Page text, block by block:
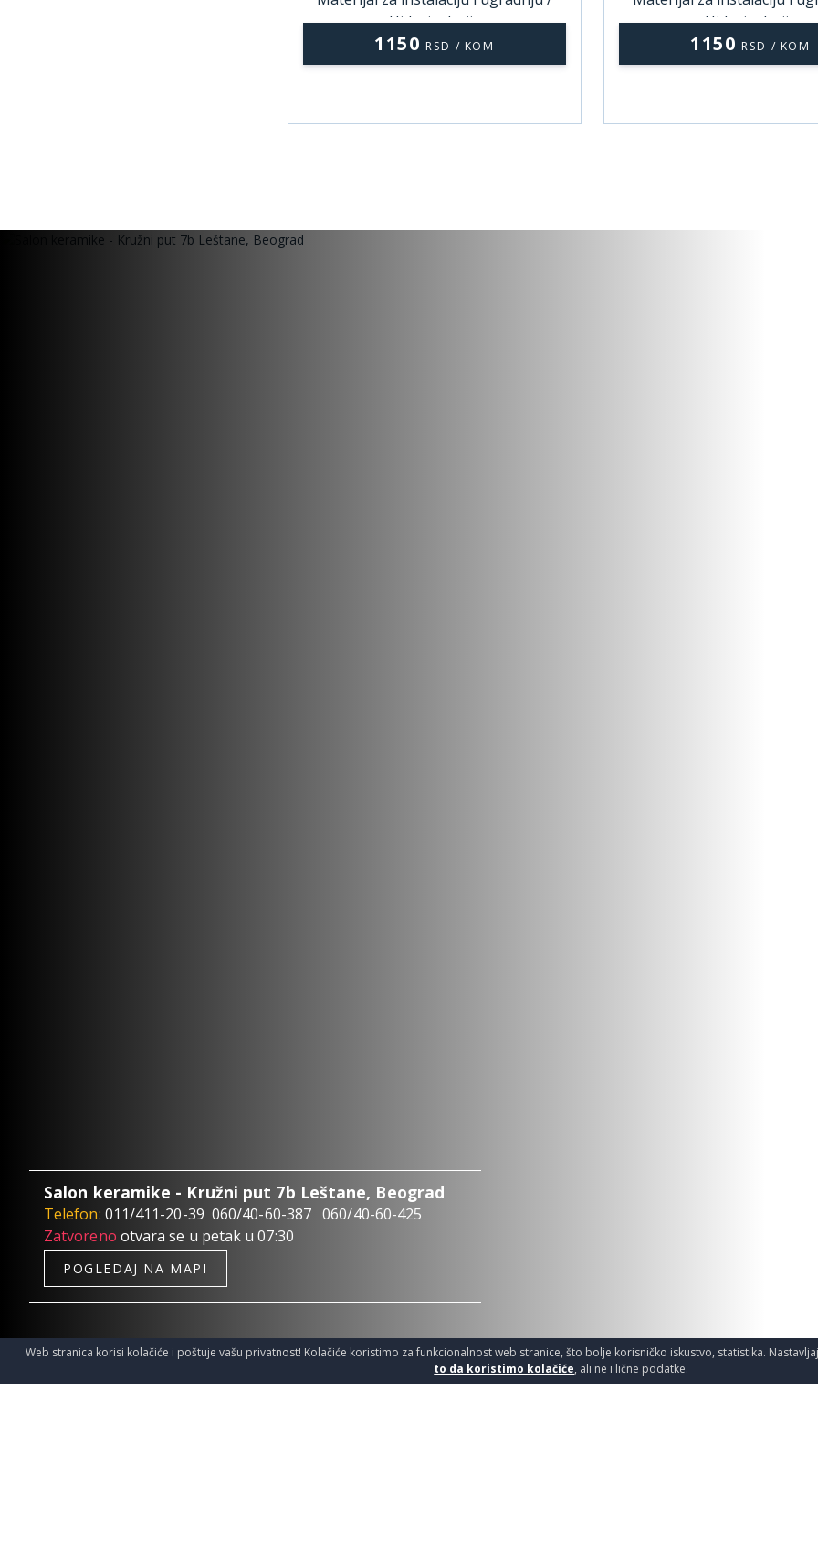
Hidroizolacija
1150 RSD / KOM
Hidroizolacija
1150 RSD / KOM
Salon keramike - Kružni put 7b Leštane, Beograd
Telefon: 011/411-20-39 060/40-60-387 060/40-60-425
Zatvoreno otvara se u petak u 07:30
POGLEDAJ NA MAPI
Web stranica korisi kolačiće i poštuje vašu privatnost! Kolačiće koristimo za funkcionalnost web stranice, što bolje korisničko iskustvo, statistika.
to da koristimo kolačiće, ali ne i lične podatke.